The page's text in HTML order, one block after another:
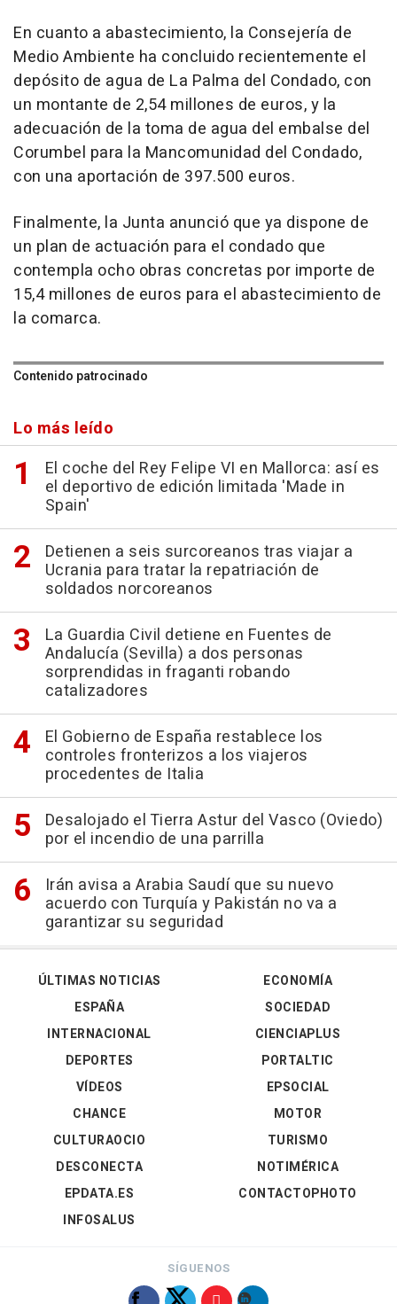
En cuanto a abastecimiento, la Consejería de
Medio Ambiente ha concluido recientemente el
depósito de agua de La Palma del Condado, con
un montante de 2,54 millones de euros, y la
adecuación de la toma de agua del embalse del
Corumbel para la Mancomunidad del Condado,
con una aportación de 397.500 euros.
Finalmente, la Junta anunció que ya dispone de
un plan de actuación para el condado que
contempla ocho obras concretas por importe de
15,4 millones de euros para el abastecimiento de
la comarca.
Contenido patrocinado
Lo más leído
El coche del Rey Felipe VI en Mallorca: así es
el deportivo de edición limitada 'Made in
Spain'
Detienen a seis surcoreanos tras viajar a
Ucrania para tratar la repatriación de
soldados norcoreanos
La Guardia Civil detiene en Fuentes de
Andalucía (Sevilla) a dos personas
sorprendidas in fraganti robando
catalizadores
El Gobierno de España restablece los
controles fronterizos a los viajeros
procedentes de Italia
Desalojado el Tierra Astur del Vasco (Oviedo)
por el incendio de una parrilla
Irán avisa a Arabia Saudí que su nuevo
acuerdo con Turquía y Pakistán no va a
garantizar su seguridad
ÚLTIMAS NOTICIAS
ESPAÑA
INTERNACIONAL
DEPORTES
VÍDEOS
ECONOMÍA
SOCIEDAD
CIENCIAPLUS
PORTALTIC
EPSOCIAL
CHANCE
CULTURAOCIO
DESCONECTA
EPDATA.ES
INFOSALUS
MOTOR
TURISMO
NOTIMÉRICA
CONTACTOPHOTO
SÍGUENOS